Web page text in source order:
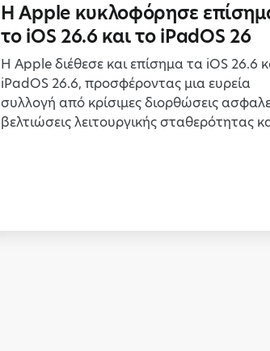
Η Apple κυκλοφόρησε
το iOS 26.6 και το iPadOS 26
Η Apple διέθεσε και επίσημα τα iOS 26.6
iPadOS 26.6, προσφέροντας μια ευρεία
συλλογή από κρίσιμες διορθώσεις
βελτιώσεις λειτουργικής σταθερότητας